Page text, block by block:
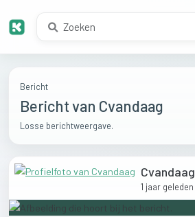
Bericht
Bericht van Cvandaag
Losse berichtweergave.
Cvandaag
1 jaar geleden